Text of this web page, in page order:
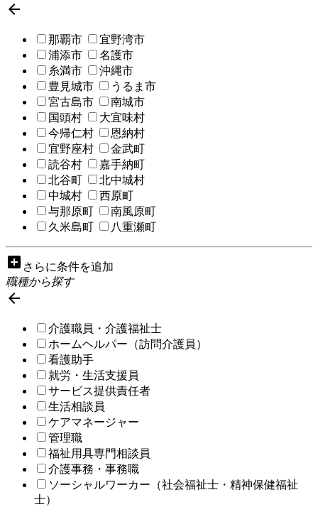

那覇市
宜野湾市
浦添市
名護市
糸満市
沖縄市
豊見城市
うるま市
宮古島市
南城市
国頭村
大宜味村
今帰仁村
恩納村
宜野座村
金武町
読谷村
嘉手納町
北谷町
北中城村
中城村
西原町
与那原町
南風原町
久米島町
八重瀬町
add_box さらに条件を追加
職種から探す

介護職員・介護福祉士
ホームヘルパー（訪問介護員）
看護助手
就労・生活支援員
サービス提供責任者
生活相談員
ケアマネージャー
管理職
福祉用具専門相談員
介護事務・事務職
ソーシャルワーカー（社会福祉士・精神保健福祉
士）